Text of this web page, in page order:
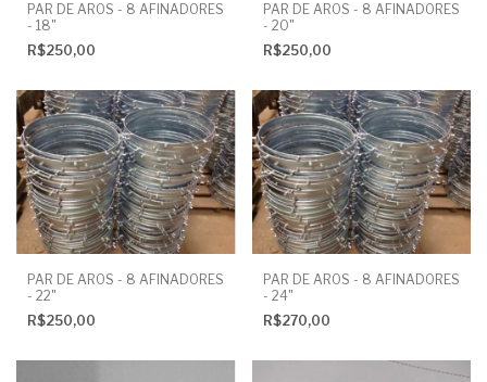
PAR DE AROS - 8 AFINADORES
- 18"
R$250,00
PAR DE AROS - 8 AFINADORES
- 20"
R$250,00
PAR DE AROS - 8 AFINADORES
- 22"
R$250,00
PAR DE AROS - 8 AFINADORES
- 24"
R$270,00